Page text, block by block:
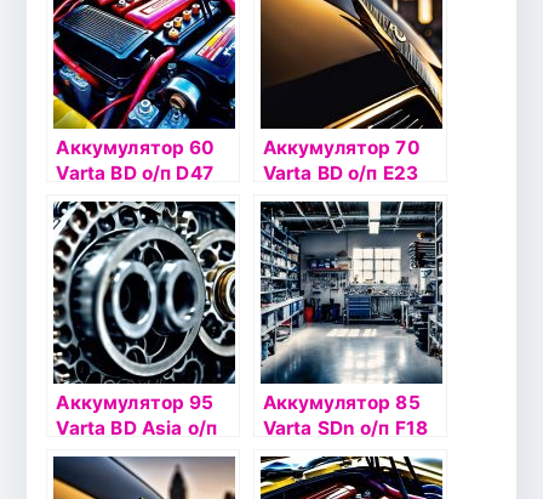
Аккумулятор 60
Varta BD о/п D47
(560 410)
Аккумулятор 70
Varta BD о/п Е23
(570 412)
Аккумулятор 95
Varta BD Asia о/п
G7 (595 404)
Аккумулятор 85
Varta SDn о/п F18
(585 200)